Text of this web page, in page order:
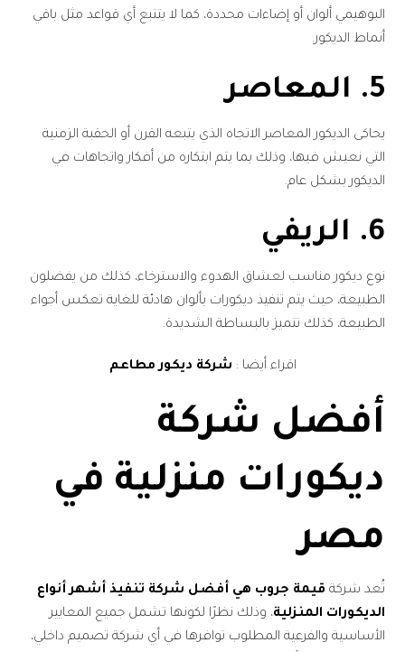
البوهيمي ألوان أو إضاءات محددة، كما لا يتتبع أي قواعد مثل باقي
أنماط الديكور.
5. المعاصر
يحاكى الديكور المعاصر الاتجاه الذي يتبعه القرن أو الحقبة الزمنية
التي نعيش فيها، وذلك بما يتم ابتكاره من أفكار واتجاهات في
الديكور بشكل عام.
6. الريفي
نوع ديكور مناسب لعشاق الهدوء والاسترخاء، كذلك من يفضلون
الطبيعة، حيث يتم تنفيذ ديكورات بألوان هادئة للغاية تعكس أجواء
الطبيعة، كذلك تتميز بالبساطة الشديدة.
اقراء أيضا : شركة ديكور مطاعم
أفضل شركة
ديكورات منزلية في
مصر
تُعد شركة قيمة جروب هي أفضل شركة تنفيذ أشهر أنواع
الديكورات المنزلية، وذلك نظرًا لكونها تشمل جميع المعايير
الأساسية والفرعية المطلوب توافرها في أي شركة تصميم داخلي،